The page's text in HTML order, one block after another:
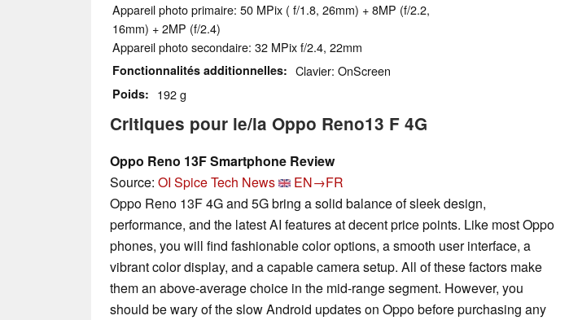
Appareil photo primaire: 50 MPix ( f/1.8, 26mm) + 8MP (f/2.2,
16mm) + 2MP (f/2.4)
Appareil photo secondaire: 32 MPix f/2.4, 22mm
Fonctionnalités additionnelles Clavier: OnScreen
Poids 192 g
Critiques pour le/la Oppo Reno13 F 4G
Oppo Reno 13F Smartphone Review
Source: OI Spice Tech News
EN→FR
Oppo Reno 13F 4G and 5G bring a solid balance of sleek design,
performance, and the latest AI features at decent price points. Like most Oppo
phones, you will find fashionable color options, a smooth user interface, a
vibrant color display, and a capable camera setup. All of these factors make
them an above-average choice in the mid-range segment. However, you
should be wary of the slow Android updates on Oppo before purchasing any